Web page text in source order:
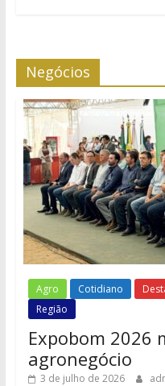
Negócios
Agro Cotidiano
Região
Expobom 2026
agronegócio
3 de julho de 2026